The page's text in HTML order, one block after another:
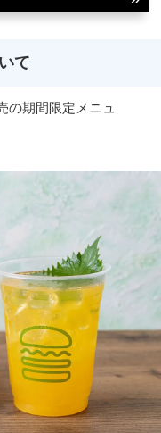
て
の期間限定メニュ